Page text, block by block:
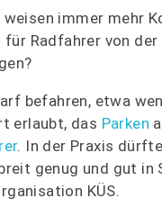
immer mehr
Radfahrer von der
befahren, etwa
erlaubt, das Parken
. In der Praxis
genug und gut in
KÜS.